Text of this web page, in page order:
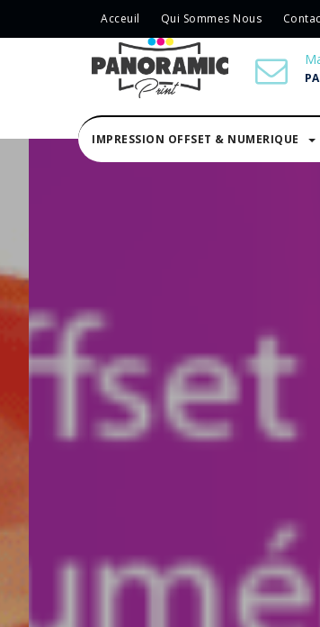
Acceuil Qui Sommes Nous
IMPRESSION OFFSET & NUMERIQUE